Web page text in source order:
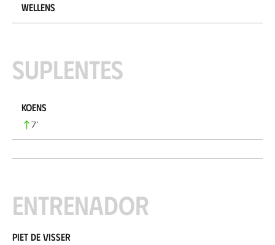
Wellens
Suplentes
Koens
7’
Entrenador
Piet de Visser